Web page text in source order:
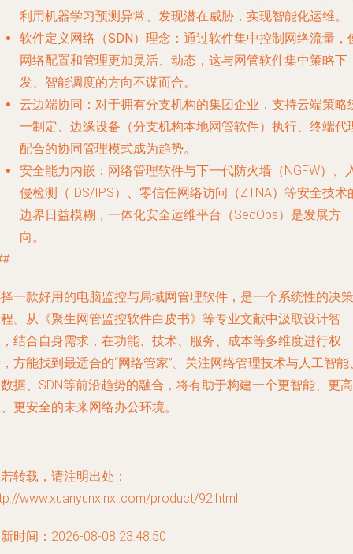
利用机器学习预测异常、发现潜在威胁，实现智能化运维。
软件定义网络（SDN）理念 ：通过软件集中控制网络流量，
网络配置和管理更加灵活、动态，这与网管软件集中策略下
发、智能调度的方向不谋而合。
云边端协同 ：对于拥有分支机构的集团企业，支持云端策略
一制定、边缘设备（分支机构本地网管软件）执行、终端代
配合的协同管理模式成为趋势。
安全能力内嵌 ：网络管理软件与下一代防火墙（NGFW）、
侵检测（IDS/IPS）、零信任网络访问（ZTNA）等安全技术
边界日益模糊，一体化安全运维平台（SecOps）是发展方
向。
一款好用的电脑监控与局域网管理软件，是一个系统性的决策
。从《聚生网管监控软件白皮书》等专业文献中汲取设计智
结合自身需求，在功能、技术、服务、成本等多维度进行权
方能找到最适合的“网络管家”。关注网络管理技术与人工智能
据、SDN等前沿趋势的融合，将有助于构建一个更智能、更高
更安全的未来网络办公环境。
转载，请注明出处：
www.xuanyunxinxi.com/product/92.html
时间：2026-08-08 23:48:50